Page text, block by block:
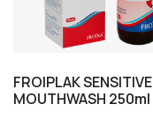
FROIPLAK SENSITIVE
MOUTHWASH 250ml